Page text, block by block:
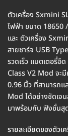
ตัวเครื่อง Sxmini
ไฟฟ้า ขนาด 18650
และ ตัวเครื่อง
สายชาร์จ USB
รวดเร็ว แบตเตอรี่อึ
Class V2 Mod จะ
0.96 นิ้ว ที่สามารถแ
Mod ได้อย่างชัดเจ
มาพร้อมกับ ฟังชั่นสุ
รายละเอียดของตัวเ